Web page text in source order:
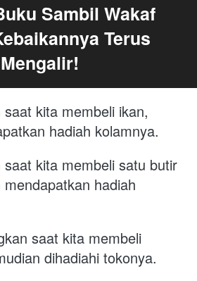
Sambil Wakaf
Terus
Mengalir!
kita membeli ikan,
hadiah kolamnya.
kita membeli satu butir
hadiah
saat kita membeli
dihadiahi tokonya.